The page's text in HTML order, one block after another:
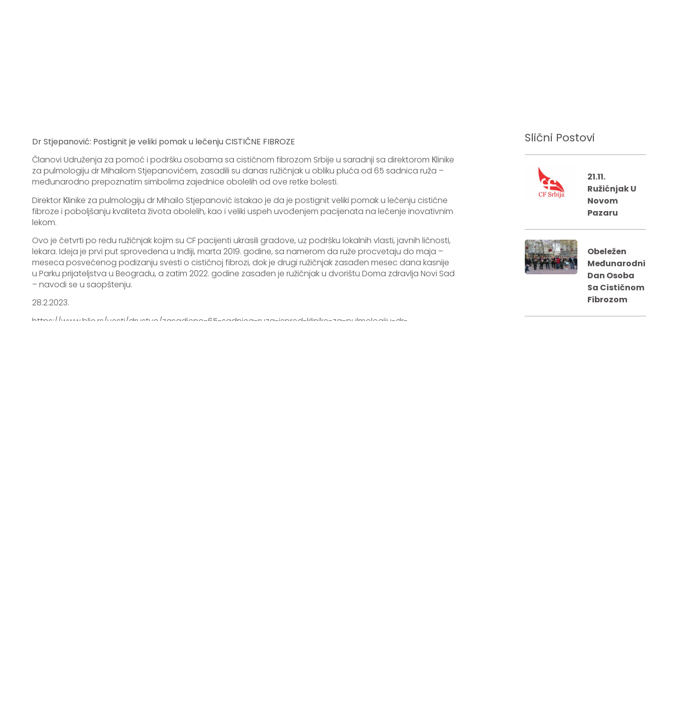
Dr Stjepanović: Postignit je veliki pomak u lečenju CISTIČNE FIBROZE
Članovi Udruženja za pomoć i podršku osobama sa cističnom fibrozom Srbije u saradnji sa direktorom Кlinike
za pulmologiju dr Mihailom Stjepanovićem, zasadili su danas ružičnjak u obliku pluća od 65 sadnica ruža –
međunarodno prepoznatim simbolima zajednice obolelih od ove retke bolesti.
Direktor Кlinike za pulmologiju dr Mihailo Stjepanović istakao je da je postignit veliki pomak u lečenju cistične
fibroze i poboljšanju kvaliteta života obolelih, kao i veliki uspeh uvođenjem pacijenata na lečenje inovativnim
lekom.
Ovo je četvrti po redu ružičnjak kojim su CF pacijenti ukrasili gradove, uz podršku lokalnih vlasti, javnih ličnosti,
lekara. Ideja je prvi put sprovedena u Inđiji, marta 2019. godine, sa namerom da ruže procvetaju do maja –
meseca posvećenog podizanju svesti o cističnoj fibrozi, dok je drugi ružičnjak zasađen mesec dana kasnije
u Parku prijateljstva u Beogradu, a zatim 2022. godine zasađen je ružičnjak u dvorištu Doma zdravlja Novi Sad
– navodi se u saopštenju.
28.2.2023.
https://www.blic.rs/vesti/drustvo/zasadjeno-65-sadnica-ruza-ispred-klinike-za-pulmologiju-dr-
Slični Postovi
21.11.
Ružićnjak U
Novom
Pazaru
Obeležen
Međunarodni
Dan Osoba
Sa Cističnom
Fibrozom